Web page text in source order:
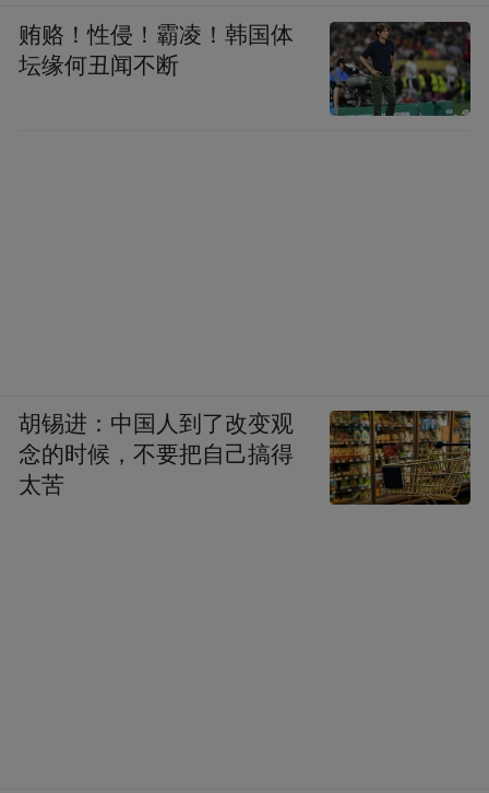
贿赂！性侵！霸凌！韩国体
坛缘何丑闻不断
胡锡进：中国人到了改变观
念的时候，不要把自己搞得
太苦